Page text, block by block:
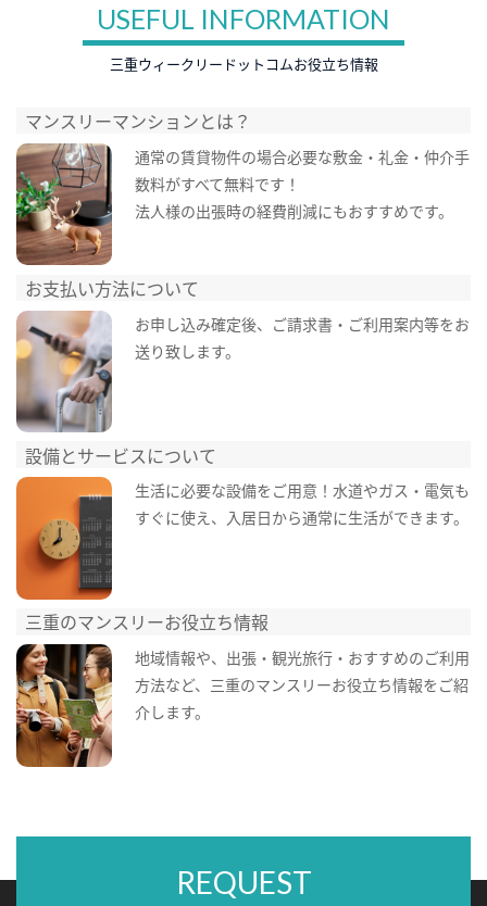
USEFUL INFORMATION
三重ウィークリードットコムお役立ち情報
マンスリーマンションとは？
通常の賃貸物件の場合必要な敷金・礼金・仲介手
数料がすべて無料です！
法人様の出張時の経費削減にもおすすめです。
お支払い方法について
お申し込み確定後、ご請求書・ご利用案内等をお
送り致します。
設備とサービスについて
生活に必要な設備をご用意！水道やガス・電気も
すぐに使え、入居日から通常に生活ができます。
三重のマンスリーお役立ち情報
地域情報や、出張・観光旅行・おすすめのご利用
方法など、三重のマンスリーお役立ち情報をご紹
介します。
REQUEST